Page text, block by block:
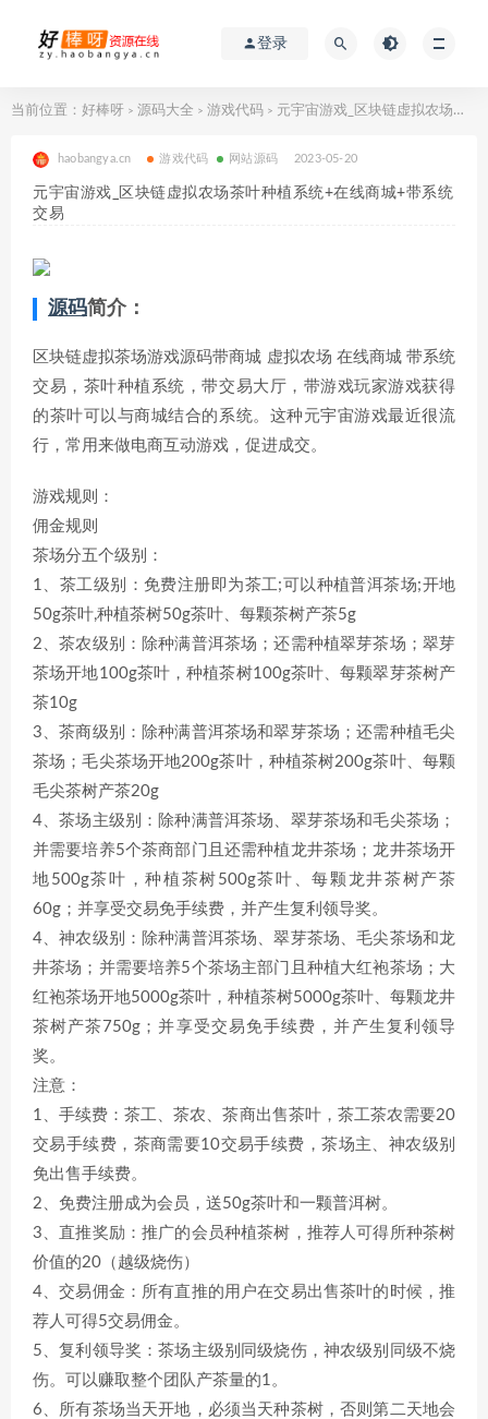
登录
当前位置： 好棒呀 > 源码大全 > 游戏代码 > 元宇宙游戏_区块链虚拟农场茶叶种植系统+在线商城+带系统交易
haobangya.cn 游戏代码 网站源码 2023-05-20
元宇宙游戏_区块链虚拟农场茶叶种植系统+在线商城+带系统
交易
源码简介：
区块链虚拟茶场游戏源码带商城 虚拟农场 在线商城 带系统
交易，茶叶种植系统，带交易大厅，带游戏玩家游戏获得
的茶叶可以与商城结合的系统。这种元宇宙游戏最近很流
行，常用来做电商互动游戏，促进成交。
游戏规则：
佣金规则
茶场分五个级别：
1、茶工级别：免费注册即为茶工;可以种植普洱茶场;开地
50g茶叶,种植茶树50g茶叶、每颗茶树产茶5g
2、茶农级别：除种满普洱茶场；还需种植翠芽茶场；翠芽
茶场开地100g茶叶，种植茶树100g茶叶、每颗翠芽茶树产
茶10g
3、茶商级别：除种满普洱茶场和翠芽茶场；还需种植毛尖
茶场；毛尖茶场开地200g茶叶，种植茶树200g茶叶、每颗
毛尖茶树产茶20g
4、茶场主级别：除种满普洱茶场、翠芽茶场和毛尖茶场；
并需要培养5个茶商部门且还需种植龙井茶场；龙井茶场开
地500g茶叶，种植茶树500g茶叶、每颗龙井茶树产茶
60g；并享受交易免手续费，并产生复利领导奖。
4、神农级别：除种满普洱茶场、翠芽茶场、毛尖茶场和龙
井茶场；并需要培养5个茶场主部门且种植大红袍茶场；大
红袍茶场开地5000g茶叶，种植茶树5000g茶叶、每颗龙井
茶树产茶750g；并享受交易免手续费，并产生复利领导
奖。
注意：
1、手续费：茶工、茶农、茶商出售茶叶，茶工茶农需要20
交易手续费，茶商需要10交易手续费，茶场主、神农级别
免出售手续费。
2、免费注册成为会员，送50g茶叶和一颗普洱树。
3、直推奖励：推广的会员种植茶树，推荐人可得所种茶树
价值的20（越级烧伤）
4、交易佣金：所有直推的用户在交易出售茶叶的时候，推
荐人可得5交易佣金。
5、复利领导奖：茶场主级别同级烧伤，神农级别同级不烧
伤。可以赚取整个团队产茶量的1。
6、所有茶场当天开地，必须当天种茶树，否则第二天地会